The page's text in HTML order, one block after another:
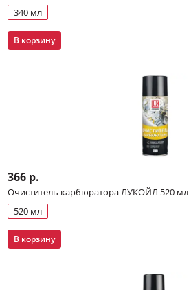
340 мл
В корзину
366 р.
Очиститель карбюратора ЛУКОЙЛ 520 мл
520 мл
В корзину